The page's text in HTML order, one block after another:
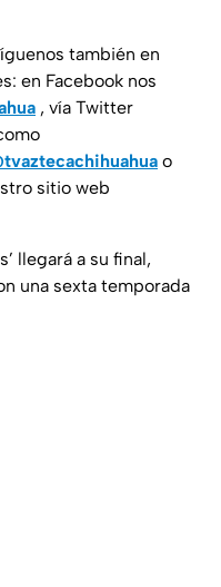
también en
en Facebook nos
, vía Twitter
o
sitio web
llegará a su final,
una sexta temporada